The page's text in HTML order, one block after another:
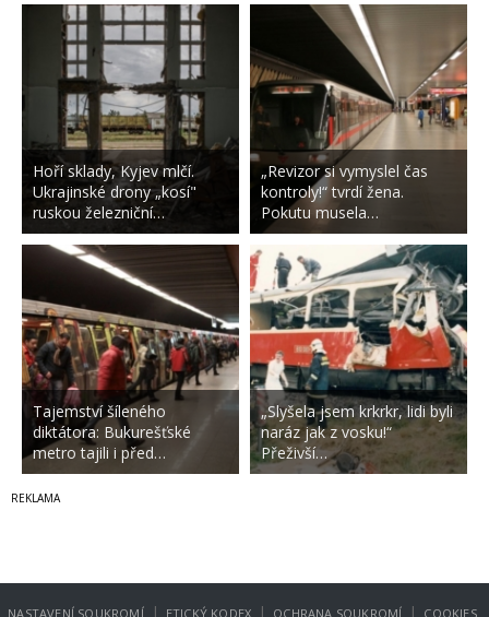
Hoří sklady, Kyjev mlčí.
Ukrajinské drony „kosí"
ruskou železniční…
Tajemství šíleného
diktátora: Bukurešťské
metro tajili i před…
„Revizor si vymyslel čas
kontroly!“ tvrdí žena.
Pokutu musela…
„Slyšela jsem krkrkr, lidi byli
naráz jak z vosku!“
Přeživší…
NASTAVENÍ SOUKROMÍ | ETICKÝ KODEX | OCHRANA SOUKROMÍ | COOKIES